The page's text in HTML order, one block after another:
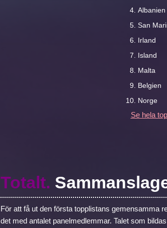
Albanien
San
Irland
Island
Malta
Belgien
Norge
Se hela
Totalt.
För att få ut den första topplistans gemensamma
det med antalet panelmedlemmar. Talet som